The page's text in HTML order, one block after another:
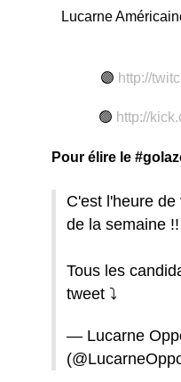
Lucarne
🟣 http://
🟢 http://
Pour élire le
C'est l'heure
de la semaine !!
Tous les
tweet ⤵️
— Lucarne